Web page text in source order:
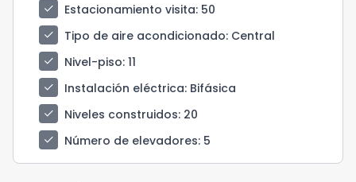
check Estacionamiento visita: 50
check
Tipo de aire acondicionado: Central
check
Nivel-piso: 11
check
Instalación eléctrica: Bifásica
check
Niveles construidos: 20
check
Número de elevadores: 5